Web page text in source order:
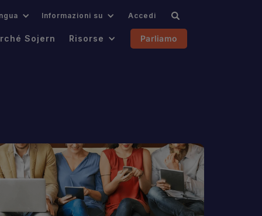
Informazioni su Accedi
Sojern Risorse Parliamo